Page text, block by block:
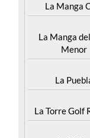
La Manga
La Manga
Menor
La
La Torre Golf